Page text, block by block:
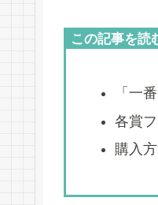
この記事を読
「一
各賞
購入